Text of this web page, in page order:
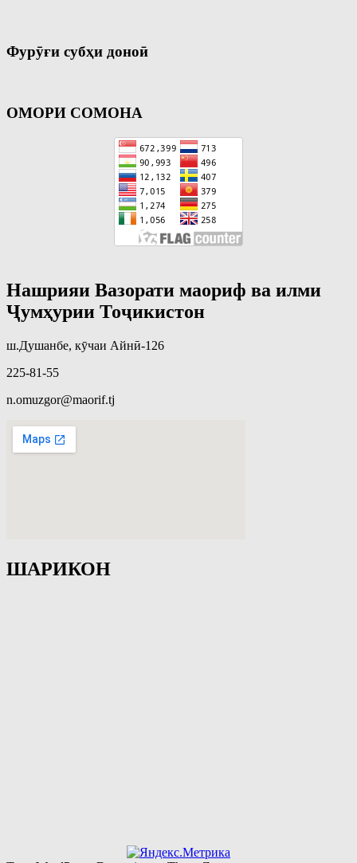
Фурӯғи субҳи доноӣ
ОМОРИ СОМОНА
Нашрияи Вазорати маориф ва илми
Ҷумҳурии Тоҷикистон
ш.Душанбе, кӯчаи Айнӣ-126
225-81-55
n.omuzgor@maorif.tj
ШАРИКОН